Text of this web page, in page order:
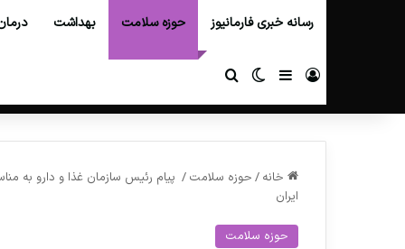
رسانه خبری فارمانیوز حوزه سلامت بهداشت
ورود سایدبارتغییر پوسته
خانه / حوزه سلامت / پیام رئیس سازمان غذا و دارو به
ایران
حوزه سلامت